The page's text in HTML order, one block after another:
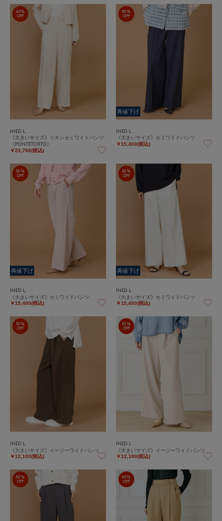
40%
OFF
INED L
《大きいサイズ》リネンセミワイドパンツ
《PONTETORTO》
￥23,760(税込)
50%
OFF
再値下げ
INED L
《大きいサイズ》セミワイドパンツ
￥15,400(税込)
50%
OFF
再値下げ
INED L
《大きいサイズ》セミワイドパンツ
￥15,400(税込)
50%
OFF
再値下げ
INED L
《大きいサイズ》セミワイドパンツ
￥15,400(税込)
50%
OFF
INED L
《大きいサイズ》イージーワイドパンツ
￥12,100(税込)
50%
OFF
INED L
《大きいサイズ》イージーワイドパンツ
￥12,100(税込)
50%
OFF
60%
OFF